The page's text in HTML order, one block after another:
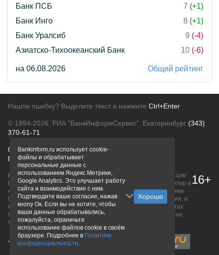
Банк ПСБ
7 (+1)
Банк Инго
8 (+1)
Банк Уралсиб
9 (-4)
Азиатско-Тихоокеанский Банк
10 (-6)
на 06.08.2026 Общий рейтинг
Нашли ошибку? Выделите текст и нажмите Ctrl+Enter
© 1994-2026. РИА "БанкИнформСервис". Екатеринбург (343)
370-61-71
О проектеПолитика конфиденциальности
Правовая информацияДля рекламодателей
Вся информация о продуктах банков, размещенная на портале
bankinform.ru, носит исключительно ознакомительный характер и
не является публичной офертой, определяемой положениями
ГК РФ. Информация не содержит точного и полного описания, и
может быть изменена. Конечные условия уточняйте на сайтах
банков или при личном обращении. Исключительное право на
товарные знаки принадлежит их правообладателям.
16+
Bankinform.ru использует cookie-
файлы и обрабатывает
персональные данные с
использованием Яндекс Метрики,
Google Analytics. Это улучшает работу
сайта и взаимодействие с ним.
Подтвердите ваше согласие, нажав
кнопу Ок. Если вы не хотите, чтобы
ваши данные обрабатывались,
пожалуйста, ограничьте
использование файлов cookie в своём
браузере. Подробнее в Политике
конфиденциальности.